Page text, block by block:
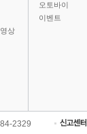
상
오토바이
이벤트
2329